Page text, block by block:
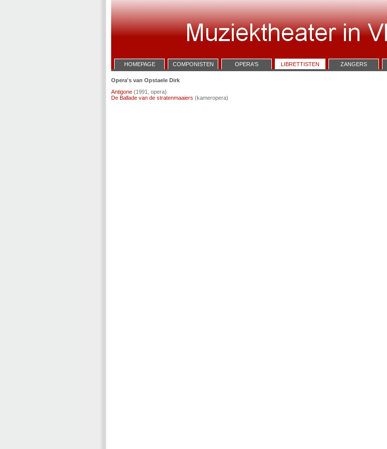
HOMEPAGE COMPONISTEN OPERA'S LIBRETTISTEN ZANGERS
Opera's van Opstaele Dirk
Antigone (1991, opera)
De Ballade van de stratenmaaiers (kameropera)